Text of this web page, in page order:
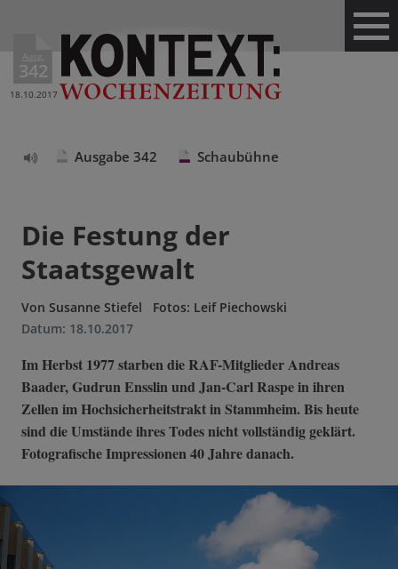
Ausg.
342
18.10.2017
Ausgabe 342 Schaubühne
Die Festung der
Staatsgewalt
Von Susanne Stiefel
Fotos: Leif Piechowski
Datum: 18.10.2017
Im Herbst 1977 starben die RAF-Mitglieder Andreas
Baader, Gudrun Ensslin und Jan-Carl Raspe in ihren
Zellen im Hochsicherheitstrakt in Stammheim. Bis heute
sind die Umstände ihres Todes nicht vollständig geklärt.
Fotografische Impressionen 40 Jahre danach.